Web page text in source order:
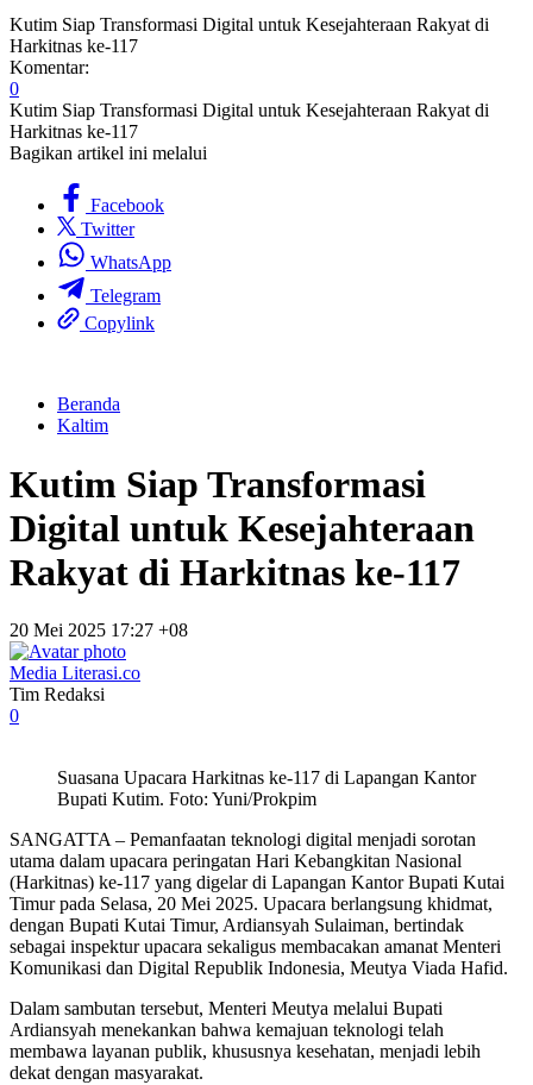
Kutim Siap Transformasi Digital untuk Kesejahteraan Rakyat di
Harkitnas ke-117
Komentar:
0
Kutim Siap Transformasi Digital untuk Kesejahteraan Rakyat di
Harkitnas ke-117
Bagikan artikel ini melalui
Facebook
Twitter
WhatsApp
Telegram
Copylink
Beranda
Kaltim
Kutim Siap Transformasi
Digital untuk Kesejahteraan
Rakyat di Harkitnas ke-117
20 Mei 2025 17:27 +08
Media Literasi.co
Tim Redaksi
0
Suasana Upacara Harkitnas ke-117 di Lapangan Kantor
Bupati Kutim. Foto: Yuni/Prokpim
SANGATTA – Pemanfaatan teknologi digital menjadi sorotan
utama dalam upacara peringatan Hari Kebangkitan Nasional
(Harkitnas) ke-117 yang digelar di Lapangan Kantor Bupati Kutai
Timur pada Selasa, 20 Mei 2025. Upacara berlangsung khidmat,
dengan Bupati Kutai Timur, Ardiansyah Sulaiman, bertindak
sebagai inspektur upacara sekaligus membacakan amanat Menteri
Komunikasi dan Digital Republik Indonesia, Meutya Viada Hafid.
Dalam sambutan tersebut, Menteri Meutya melalui Bupati
Ardiansyah menekankan bahwa kemajuan teknologi telah
membawa layanan publik, khususnya kesehatan, menjadi lebih
dekat dengan masyarakat.